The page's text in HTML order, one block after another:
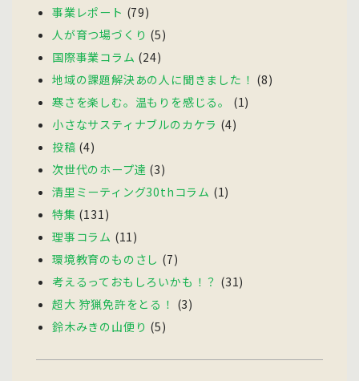
事業レポート (79)
人が育つ場づくり (5)
国際事業コラム (24)
地域の課題解決あの人に聞きました！ (8)
寒さを楽しむ。温もりを感じる。
(1)
小さなサスティナブルのカケラ (4)
投稿 (4)
次世代のホープ達 (3)
清里ミーティング30thコラム (1)
特集 (131)
理事コラム (11)
環境教育のものさし (7)
考えるっておもしろいかも！？ (31)
超大 狩猟免許をとる！ (3)
鈴木みきの山便り (5)